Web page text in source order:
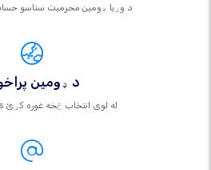
د وړیا ډومین محرمیت ستاسو
د ډومین
د ډومین TLDs له لوی انتخاب څخه غوره کړئ